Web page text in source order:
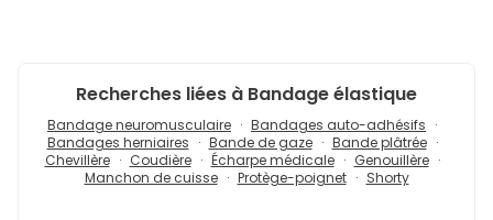
Recherches liées à Bandage élastique
Bandage neuromusculaire
Bandages auto-adhésifs
Bandages herniaires
Bande de gaze
Bande plâtrée
Chevillère
Coudière Écharpe médicale
Genouillère
Manchon de cuisse
Protège-poignet Shorty